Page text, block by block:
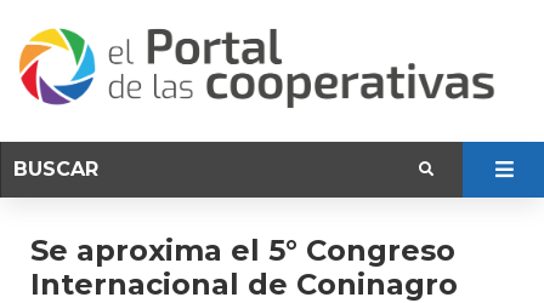
Se aproxima el 5° Congreso
Internacional de Coninagro